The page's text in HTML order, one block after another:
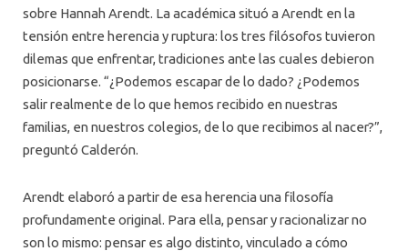
sobre Hannah Arendt. La académica situó a Arendt en la
tensión entre herencia y ruptura: los tres filósofos tuvieron
dilemas que enfrentar, tradiciones ante las cuales debieron
posicionarse. “¿Podemos escapar de lo dado? ¿Podemos
salir realmente de lo que hemos recibido en nuestras
familias, en nuestros colegios, de lo que recibimos al nacer?”,
preguntó Calderón.
Arendt elaboró a partir de esa herencia una filosofía
profundamente original. Para ella, pensar y racionalizar no
son lo mismo: pensar es algo distinto, vinculado a cómo